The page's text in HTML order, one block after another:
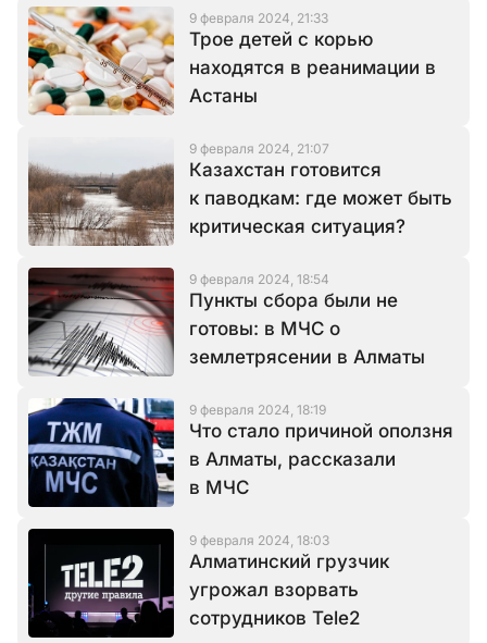
9 февраля 2024, 21:33
Трое детей с корью
находятся в реанимации в
Астаны
9 февраля 2024, 21:07
Казахстан готовится
к паводкам: где может быть
критическая ситуация?
9 февраля 2024, 18:54
Пункты сбора были не
готовы: в МЧС о
землетрясении в Алматы
9 февраля 2024, 18:19
Что стало причиной оползня
в Алматы, рассказали
в МЧС
9 февраля 2024, 18:03
Алматинский грузчик
угрожал взорвать
сотрудников Tele2